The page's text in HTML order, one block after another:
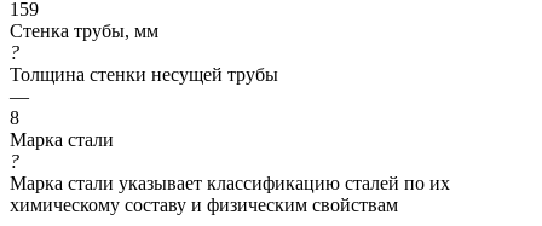
159
Стенка трубы, мм
?
Толщина стенки несущей трубы
—
8
Марка стали
?
Марка стали указывает классификацию сталей по их
химическому составу и физическим свойствам